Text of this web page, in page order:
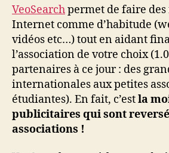
VeoSearchpermet de faire des
Internet comme d’habitude
vidéos etc…) tout en aidant
l’association de votre choix
partenaires à ce jour : des
internationales aux petites
étudiantes). En fait, c’estla
publicitaires qui sont
associations !